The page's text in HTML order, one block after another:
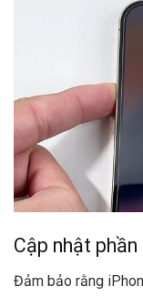
Cập nhật phần
Đảm bảo rằng